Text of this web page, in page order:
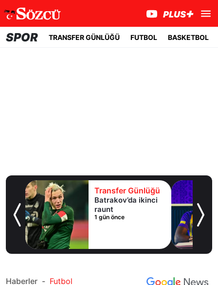
SPOR TRANSFER GÜNLÜĞÜ FUTBOL BASKETBOL
Transfer Günlüğü
Batrakov’da ikinci
raunt
1 gün önce
Haberler - Futbol